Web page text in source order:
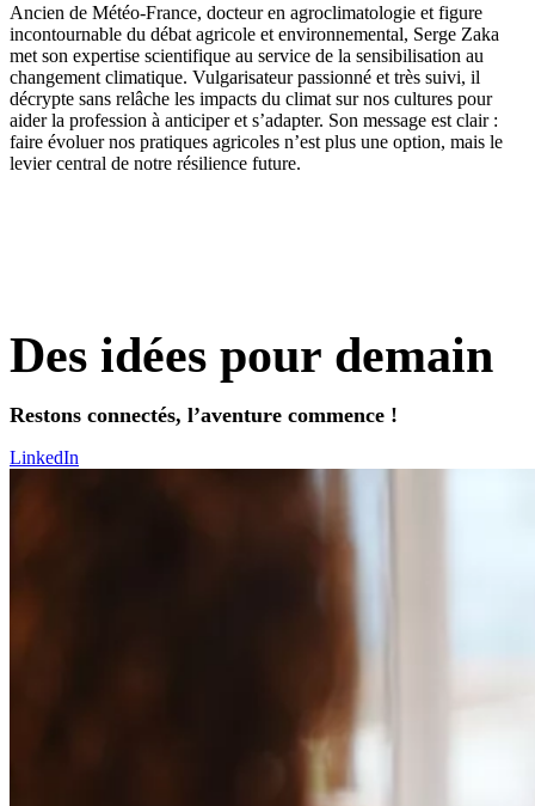
Ancien de Météo-France, docteur en agroclimatologie et figure
incontournable du débat agricole et environnemental, Serge Zaka
met son expertise scientifique au service de la sensibilisation au
changement climatique. Vulgarisateur passionné et très suivi, il
décrypte sans relâche les impacts du climat sur nos cultures pour
aider la profession à anticiper et s’adapter. Son message est clair :
faire évoluer nos pratiques agricoles n’est plus une option, mais le
levier central de notre résilience future.
Des idées pour demain
Restons connectés, l’aventure commence !
LinkedIn